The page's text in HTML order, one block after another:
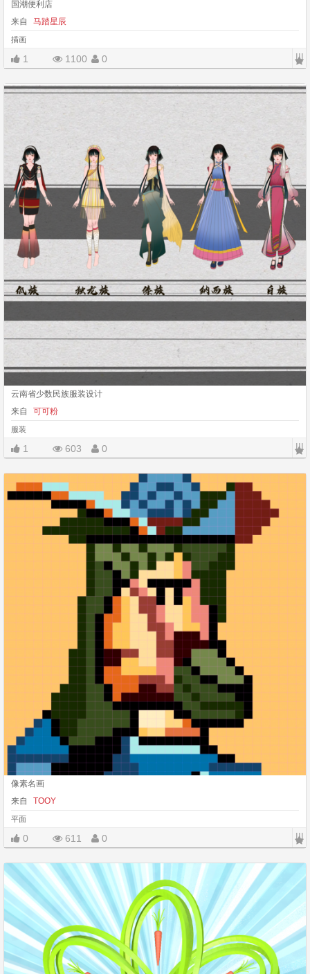
国潮便利店
来自
马踏星辰
插画
1 1100 0 |||
云南省少数民族服装设计
来自
可可粉
服装
1 603 0 |||
像素名画
来自
TOOY
平面
0 611 0 |||